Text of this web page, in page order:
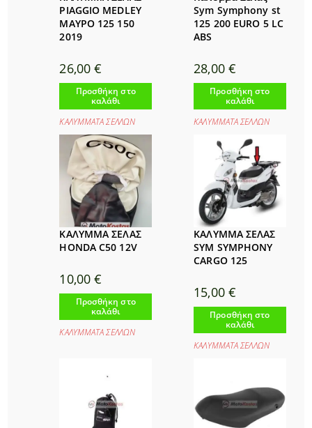
PIAGGIO MEDLEY
ΜΑΥΡΟ 125 150
2019
26,00€
Προσθήκη στο
καλάθι
ΚΑΛΥΜΜΑΤΑ ΣΕΛΛΩΝ
Sym Symphony st
125 200 EURO 5 LC
ABS
28,00 €
Προσθήκη στο
καλάθι
ΚΑΛΥΜΜΑΤΑ ΣΕΛΛΩΝ
ΚΑΛΥΜΜΑ ΣΕΛΑΣ
HONDA C50 12V
10,00€
Προσθήκη στο
καλάθι
ΚΑΛΥΜΜΑΤΑ ΣΕΛΛΩΝ
ΚΑΛΥΜΜΑ ΣΕΛΑΣ
SYM SYMPHONY
CARGO 125
15,00 €
Προσθήκη στο
καλάθι
ΚΑΛΥΜΜΑΤΑ ΣΕΛΛΩΝ